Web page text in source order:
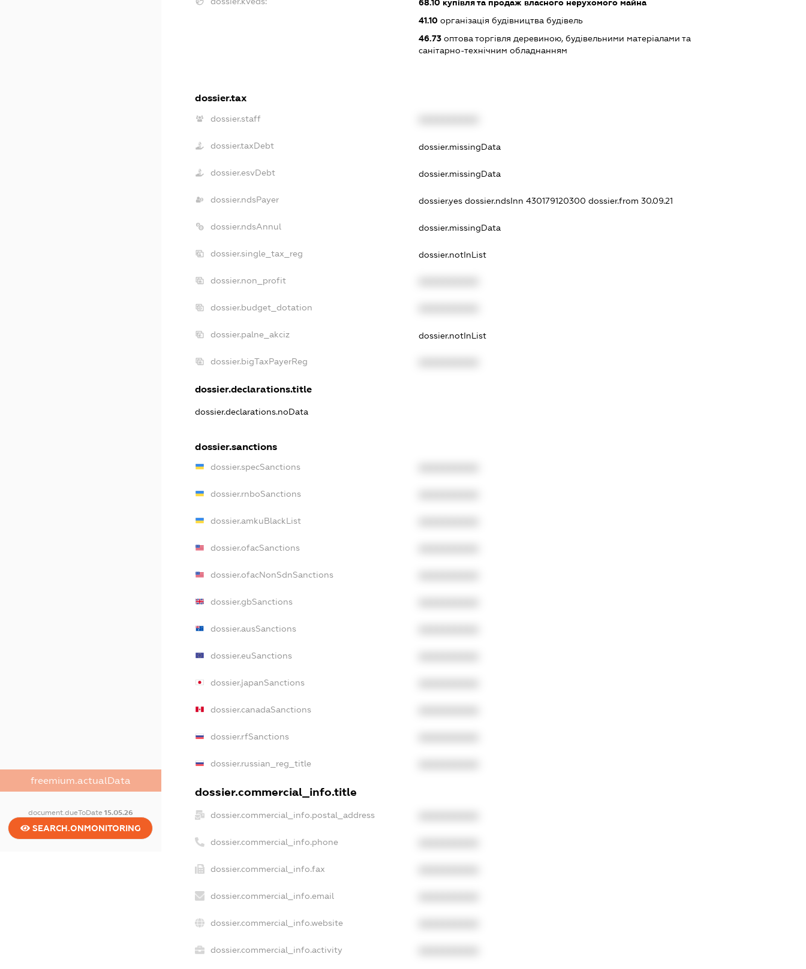
freemium.actualData
document.dueToDate 15.05.26
SEARCH.ONMONITORING
68.10купівля та продаж власного нерухомого майна
41.10організація будівництва будівель
46.73оптова торгівля деревиною, будівельними матеріалами та
санітарно-технічним обладнанням
dossier.tax
dossier.staff
dossier.taxDebt dossier.missingData
dossier.esvDebt dossier.missingData
dossier.ndsPayer dossier.yes dossier.ndsInn 430179120300 dossier.from 30.09.21
dossier.ndsAnnul dossier.missingData
dossier.single_tax_reg dossier.notInList
dossier.non_profit
dossier.budget_dotation
dossier.palne_akciz dossier.notInList
dossier.bigTaxPayerReg
dossier.declarations.title
dossier.declarations.noData
dossier.sanctions
dossier.specSanctions
dossier.rnboSanctions
dossier.amkuBlackList
dossier.ofacSanctions
dossier.ofacNonSdnSanctions
dossier.gbSanctions
dossier.ausSanctions
dossier.euSanctions
dossier.japanSanctions
dossier.canadaSanctions
dossier.rfSanctions
dossier.russian_reg_title
dossier.commercial_info.title
dossier.commercial_info.postal_address
dossier.commercial_info.phone
dossier.commercial_info.fax
dossier.commercial_info.email
dossier.commercial_info.website
dossier.commercial_info.activity